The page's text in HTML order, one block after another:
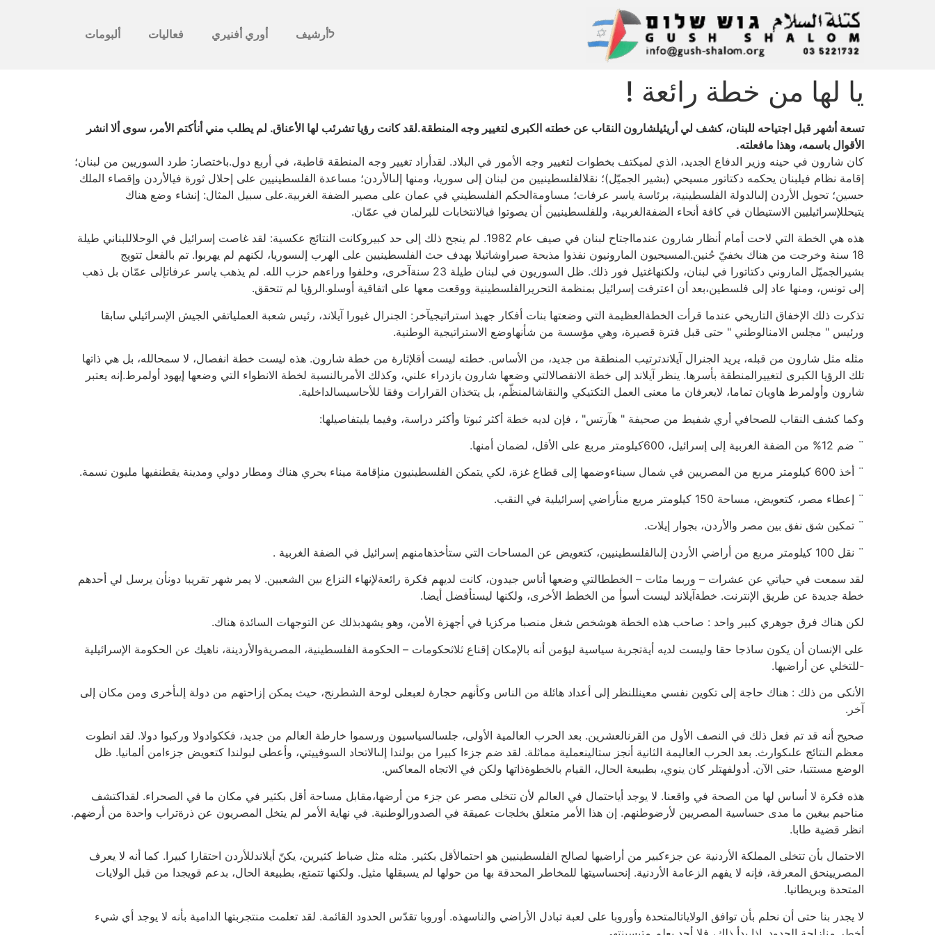
לأرشيف أوري أفنيري فعاليات ألبومات
يا لها من خطة رائعة !
تسعة أشهر قبل اجتياحه للبنان، كشف لي أريئيلشارون النقاب عن خطته الكبرى لتغيير وجه المنطقة.لقد كانت رؤيا تشرئب لها الأعناق. لم يطلب مني أنأكتم الأمر، سوى ألا انشر
الأقوال باسمه، وهذا مافعلته.
كان شارون في حينه وزير الدفاع الجديد، الذي لميكتف بخطوات لتغيير وجه الأمور في البلاد. لقدأراد تغيير وجه المنطقة قاطبة، في أربع دول.باختصار: طرد السوريين من لبنان؛
إقامة نظام فيلبنان يحكمه دكتاتور مسيحي (بشير الجميّل)؛ نقلالفلسطينيين من لبنان إلى سوريا، ومنها إلىالأردن؛ مساعدة الفلسطينيين على إحلال ثورة فيالأردن وإقصاء الملك
حسين؛ تحويل الأردن إلىالدولة الفلسطينية، برئاسة ياسر عرفات؛ مساومةالحكم الفلسطيني في عمان على مصير الضفة الغربية.على سبيل المثال: إنشاء وضع هناك
يتيحللإسرائيليين الاستيطان في كافة أنحاء الضفةالغربية، وللفلسطينيين أن يصوتوا فيالانتخابات للبرلمان في عمّان.
هذه هي الخطة التي لاحت أمام أنظار شارون عندمااجتاح لبنان في صيف عام 1982. لم ينجح ذلك إلى حد كبيروكانت النتائج عكسية: لقد غاصت إسرائيل في الوحلاللبناني طيلة
18 سنة وخرجت من هناك بخفيّ حُنين.المسيحيون المارونيون نفذوا مذبحة صبراوشاتيلا بهدف حث الفلسطينيين على الهرب إلىسوريا، لكنهم لم يهربوا. تم بالفعل تتويج
بشيرالجميّل الماروني دكتاتورا في لبنان، ولكنهاغتيل فور ذلك. ظل السوريون في لبنان طيلة 23 سنةآخرى، وخلفوا وراءهم حزب الله. لم يذهب ياسر عرفاتإلى عمّان بل ذهب
إلى تونس، ومنها عاد إلى فلسطين،بعد أن اعترفت إسرائيل بمنظمة التحريرالفلسطينية ووقعت معها على اتفاقية أوسلو.الرؤيا لم تتحقق.
تذكرت ذلك الإخفاق التاريخي عندما قرأت الخطةالعظيمة التي وضعتها بنات أفكار جهبذ استراتيجيآخر: الجنرال غيورا آيلاند، رئيس شعبة العملياتفي الجيش الإسرائيلي سابقا
ورئيس " مجلس الامنالوطني " حتى قبل فترة قصيرة، وهي مؤسسة من شأنهاوضع الاستراتيجية الوطنية.
مثله مثل شارون من قبله، يريد الجنرال آيلاندترتيب المنطقة من جديد، من الأساس. خطته ليست أقلإثارة من خطة شارون. هذه ليست خطة انفصال، لا سمحالله، بل هي ذاتها
تلك الرؤيا الكبرى لتغييرالمنطقة بأسرها. ينظر آيلاند إلى خطة الانفصالالتي وضعها شارون بازدراء علني، وكذلك الأمربالنسبة لخطة الانطواء التي وضعها إيهود أولمرط.إنه يعتبر
شارون وأولمرط هاويان تماما، لايعرفان ما معنى العمل التكتيكي والنقاشالمنظّم، بل يتخذان القرارات وفقا للأحاسيسالداخلية.
وكما كشف النقاب للصحافي أري شفيط من صحيفة " هآرتس" ، فإن لديه خطة أكثر ثبوتا وأكثر دراسة، وفيما يليتفاصيلها:
¨ ضم 12% من الضفة الغربية إلى إسرائيل، 600كيلومتر مربع على الأقل، لضمان أمنها.
¨ أخذ 600 كيلومتر مربع من المصريين في شمال سيناءوضمها إلى قطاع غزة، لكي يتمكن الفلسطينيون منإقامة ميناء بحري هناك ومطار دولي ومدينة يقطنفيها مليون نسمة.
¨ إعطاء مصر، كتعويض، مساحة 150 كيلومتر مربع منأراضي إسرائيلية في النقب.
¨ تمكين شق نفق بين مصر والأردن، بجوار إيلات.
¨ نقل 100 كيلومتر مربع من أراضي الأردن إلىالفلسطينيين، كتعويض عن المساحات التي ستأخذهامنهم إسرائيل في الضفة الغربية .
لقد سمعت في حياتي عن عشرات – وربما مئات – الخططالتي وضعها أناس جيدون، كانت لديهم فكرة رائعةلإنهاء النزاع بين الشعبين. لا يمر شهر تقريبا دونأن يرسل لي أحدهم
خطة جديدة عن طريق الإنترنت. خطةآيلاند ليست أسوأ من الخطط الأخرى، ولكنها ليستأفضل أيضا.
لكن هناك فرق جوهري كبير واحد : صاحب هذه الخطة هوشخص شغل منصبا مركزيا في أجهزة الأمن، وهو يشهدبذلك عن التوجهات السائدة هناك.
على الإنسان أن يكون ساذجا حقا وليست لديه أيةتجربة سياسية ليؤمن أنه بالإمكان إقناع ثلاثحكومات – الحكومة الفلسطينية، المصريةوالأردينة، ناهيك عن الحكومة الإسرائيلية
-للتخلي عن أراضيها.
الأنكى من ذلك : هناك حاجة إلى تكوين نفسي معينللنظر إلى أعداد هائلة من الناس وكأنهم حجارة لعبعلى لوحة الشطرنج، حيث يمكن إزاحتهم من دولة إلىأخرى ومن مكان إلى
آخر.
صحيح أنه قد تم فعل ذلك في النصف الأول من القرنالعشرين. بعد الحرب العالمية الأولى، جلسالسياسيون ورسموا خارطة العالم من جديد، فككوادولا وركبوا دولا. لقد انطوت
معظم النتائج علىكوارث. بعد الحرب العاليمة الثانية أنجز ستالينعملية مماثلة. لقد ضم جزءا كبيرا من بولندا إلىالاتحاد السوفييتي، وأعطى لبولندا كتعويض جزءامن ألمانيا. ظل
الوضع مستتبا، حتى الآن. أدولفهتلر كان ينوي، بطبيعة الحال، القيام بالخطوةذاتها ولكن في الاتجاه المعاكس.
هذه فكرة لا أساس لها من الصحة في واقعنا. لا يوجد أياحتمال في العالم لأن تتخلى مصر عن جزء من أرضها،مقابل مساحة أقل بكثير في مكان ما في الصحراء. لقداكتشف
مناحيم بيغين ما مدى حساسية المصريين لأرضوطنهم. إن هذا الأمر متعلق بخلجات عميقة في الصدورالوطنية. في نهاية الأمر لم يتخل المصريون عن ذرةتراب واحدة من أرضهم.
انظر قضية طابا.
الاحتمال بأن تتخلى المملكة الأردنية عن جزءكبير من أراضيها لصالح الفلسطينيين هو احتمالأقل بكثير. مثله مثل ضباط كثيرين، يكنّ أيلاندللأردن احتقارا كبيرا. كما أنه لا يعرف
المصريينحق المعرفة، فإنه لا يفهم الزعامة الأردنية. إنحساسيتها للمخاطر المحدقة بها من حولها لم يسبقلها مثيل. ولكنها تتمتع، بطبيعة الحال، بدعم قويجدا من قبل الولايات
المتحدة وبريطانيا.
لا يجدر بنا حتى أن نحلم بأن توافق الولاياتالمتحدة وأوروبا على لعبة تبادل الأراضي والناسهذه. أوروبا تقدّس الحدود القائمة. لقد تعلمت منتجربتها الدامية بأنه لا يوجد أي شيء